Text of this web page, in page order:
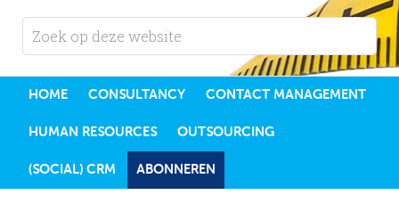
HOME CONSULTANCY CONTACT MANAGEMENT
HUMAN RESOURCES OUTSOURCING
(SOCIAL) CRM ABONNEREN